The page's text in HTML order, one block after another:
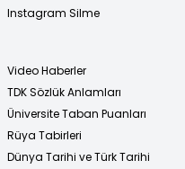
Instagram Silme
Video Haberler
TDK Sözlük Anlamları
Üniversite Taban Puanları
Rüya Tabirleri
Dünya Tarihi ve Türk Tarihi